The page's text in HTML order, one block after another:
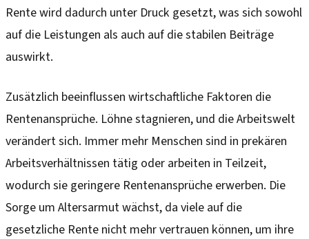
Rente wird dadurch unter Druck gesetzt, was sich sowohl
auf die Leistungen als auch auf die stabilen Beiträge
auswirkt.
Zusätzlich beeinflussen wirtschaftliche Faktoren die
Rentenansprüche. Löhne stagnieren, und die Arbeitswelt
verändert sich. Immer mehr Menschen sind in prekären
Arbeitsverhältnissen tätig oder arbeiten in Teilzeit,
wodurch sie geringere Rentenansprüche erwerben. Die
Sorge um Altersarmut wächst, da viele auf die
gesetzliche Rente nicht mehr vertrauen können, um ihre